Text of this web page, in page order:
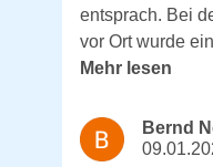
entsprach. Bei
vor Ort wurde
Mehr lesen
Bernd